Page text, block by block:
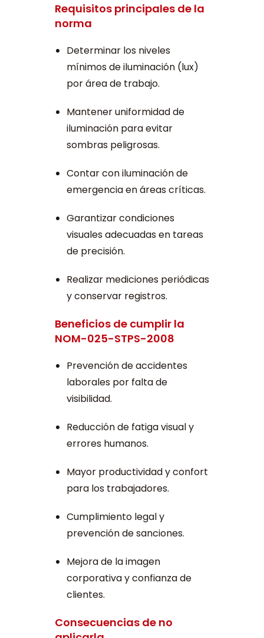
Requisitos principales de la
norma
Determinar los niveles
mínimos de iluminación (lux)
por área de trabajo.
Mantener uniformidad de
iluminación para evitar
sombras peligrosas.
Contar con iluminación de
emergencia en áreas críticas.
Garantizar condiciones
visuales adecuadas en tareas
de precisión.
Realizar mediciones periódicas
y conservar registros.
Beneficios de cumplir la
NOM-025-STPS-2008
Prevención de accidentes
laborales por falta de
visibilidad.
Reducción de fatiga visual y
errores humanos.
Mayor productividad y confort
para los trabajadores.
Cumplimiento legal y
prevención de sanciones.
Mejora de la imagen
corporativa y confianza de
clientes.
Consecuencias de no